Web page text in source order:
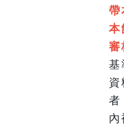
帶
本
審
基
資
者
內